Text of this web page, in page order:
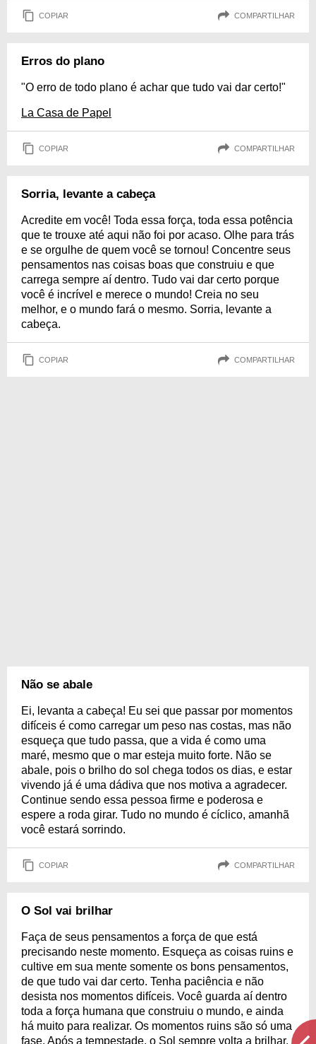
COPIAR COMPARTILHAR
Erros do plano
"O erro de todo plano é achar que tudo vai dar certo!"
La Casa de Papel
COPIAR COMPARTILHAR
Sorria, levante a cabeça
Acredite em você! Toda essa força, toda essa potência
que te trouxe até aqui não foi por acaso. Olhe para trás
e se orgulhe de quem você se tornou! Concentre seus
pensamentos nas coisas boas que construiu e que
carrega sempre aí dentro. Tudo vai dar certo porque
você é incrível e merece o mundo! Creia no seu
melhor, e o mundo fará o mesmo. Sorria, levante a
cabeça.
COPIAR COMPARTILHAR
Não se abale
Ei, levanta a cabeça! Eu sei que passar por momentos
difíceis é como carregar um peso nas costas, mas não
esqueça que tudo passa, que a vida é como uma
maré, mesmo que o mar esteja muito forte. Não se
abale, pois o brilho do sol chega todos os dias, e estar
vivendo já é uma dádiva que nos motiva a agradecer.
Continue sendo essa pessoa firme e poderosa e
espere a roda girar. Tudo no mundo é cíclico, amanhã
você estará sorrindo.
COPIAR COMPARTILHAR
O Sol vai brilhar
Faça de seus pensamentos a força de que está
precisando neste momento. Esqueça as coisas ruins e
cultive em sua mente somente os bons pensamentos,
de que tudo vai dar certo. Tenha paciência e não
desista nos momentos difíceis. Você guarda aí dentro
toda a força humana que construiu o mundo, e ainda
há muito para realizar. Os momentos ruins são só uma
fase. Após a tempestade, o Sol sempre volta a brilhar.